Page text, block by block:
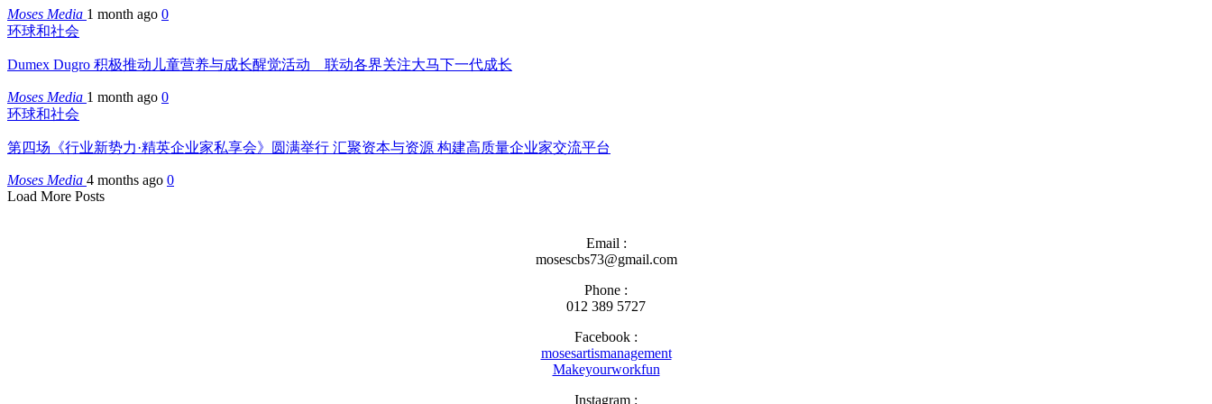
Moses Media 1 month ago 0
环球和社会
Dumex Dugro 积极推动儿童营养与成长醒觉活动 联动各界关注大马下一代成长
Moses Media 1 month ago 0
环球和社会
第四场《行业新势力·精英企业家私享会》圆满举行 汇聚资本与资源 构建高质量企业家交流平台
Moses Media 4 months ago 0
Load More Posts
Email :
mosescbs73@gmail.com
Phone :
012 389 5727
Facebook :
mosesartismanagement
Makeyourworkfun
Instagram :